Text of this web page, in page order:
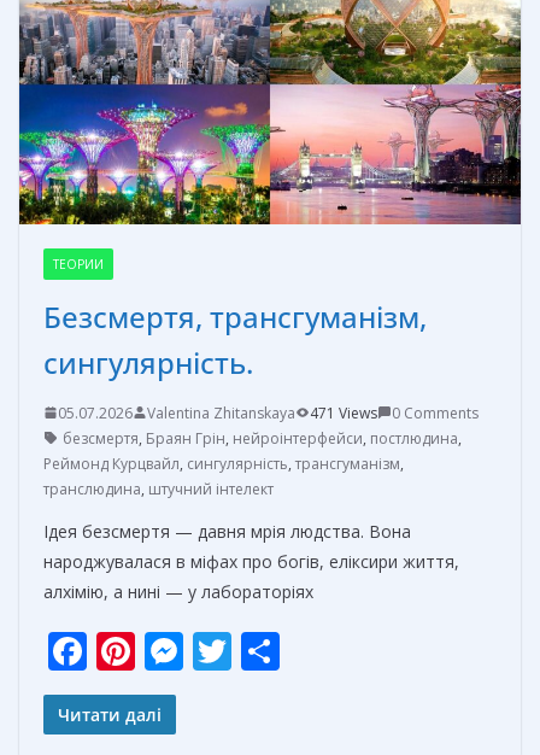
ТЕОРИИ
Безсмертя, трансгуманізм,
сингулярність.
05.07.2026 Valentina Zhitanskaya 471 Views
0 Comments
безсмертя, Браян Грін, нейроінтерфейси, постлюдина,
Реймонд Курцвайл, сингулярність, трансгуманізм,
транслюдина, штучний інтелект
Ідея безсмертя — давня мрія людства. Вона
народжувалася в міфах про богів, еліксири життя,
алхімію, а нині — у лабораторіях
F
ac
e
Pi
nt
er
M T
Читати далі